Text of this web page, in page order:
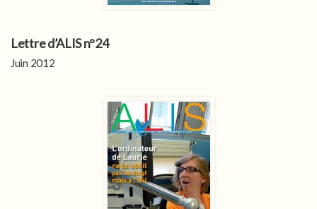
Lettre d’ALIS n°24
Juin 2012